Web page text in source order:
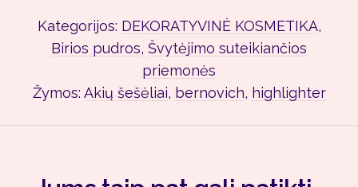
Kategorijos: DEKORATYVINĖ KOSMETIKA,
Birios pudros, Švytėjimo suteikiančios
priemonės
Žymos: Akių šešėliai, bernovich, highlighter